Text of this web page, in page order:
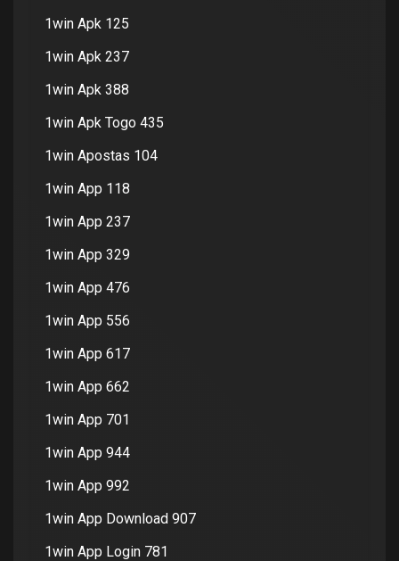
1win Apk 125
1win Apk 237
1win Apk 388
1win Apk Togo 435
1win Apostas 104
1win App 118
1win App 237
1win App 329
1win App 476
1win App 556
1win App 617
1win App 662
1win App 701
1win App 944
1win App 992
1win App Download 907
1win App Login 781